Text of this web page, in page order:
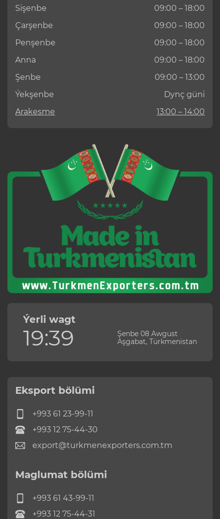
Sişenbe
09:00 – 18:00
Çarşenbe
09:00 – 18:00
Penşenbe
09:00 – 18:00
Anna
09:00 – 18:00
Şenbe
09:00 – 13:00
Ýekşenbe
Dynç güni
Arakesme
13:00 – 14:00
Ýerli wagt
19:39
Şenbe 08 Awgust
Aşgabat, Türkmenistan
Eksport bölümi
+993 61 23-99-11
+993 12 75-44-30
export@turkmenexporters.com.tm
Maglumat bölümi
+993 61 43-99-11
+993 12 75-44-31